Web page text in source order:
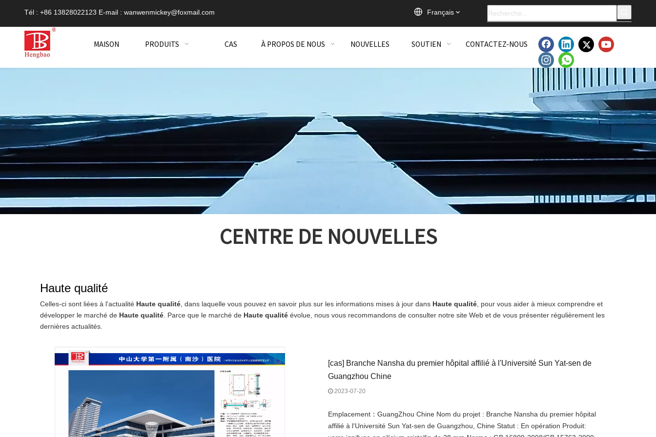
Tél : +86 13828022123 E-mail : wanwenmickey@foxmail.com Français
MAISON PRODUITS CAS À PROPOS DE NOUS NOUVELLES SOUTIEN CONTACTEZ-NOUS
CENTRE DE NOUVELLES
Haute qualité
Celles-ci sont liées à l'actualité Haute qualité , dans laquelle vous pouvez en savoir plus sur les informations mises à jour dans Haute qualité , pour vous aider à mieux comprendre et
développer le marché de Haute qualité . Parce que le marché de Haute qualité évolue, nous vous recommandons de consulter notre site Web et de vous présenter régulièrement les
dernières actualités.
[cas] Branche Nansha du premier hôpital affilié à l'Université Sun Yat-sen de
Guangzhou Chine
2023-07-20
Emplacement：GuangZhou Chine Nom du projet : Branche Nansha du premier hôpital
affilié à l'Université Sun Yat-sen de Guangzhou, Chine Statut : En opération Produit: